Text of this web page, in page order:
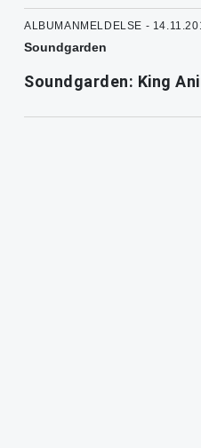
ALBUMANMELDELSE -
Soundgarden
Soundgarden: King